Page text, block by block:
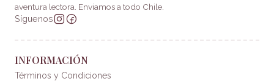
aventura lectora. Enviamos a todo Chile.
Síguenos
INFORMACIÓN
Términos y Condiciones